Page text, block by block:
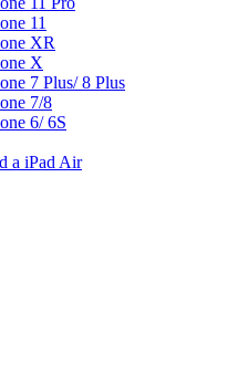
11
XR
X
7 Plus/ 8 Plus
7/8
6/ 6S
a iPad Air